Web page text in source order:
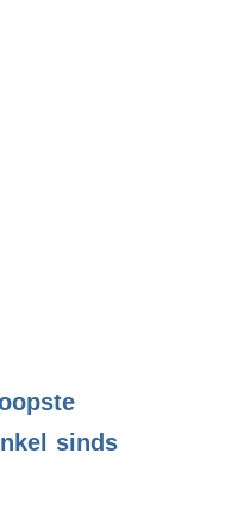
sinds